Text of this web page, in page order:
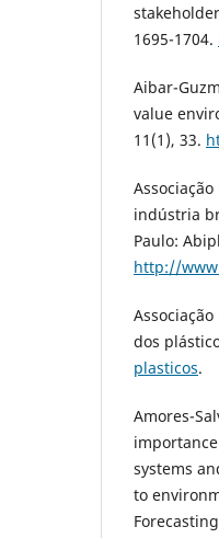
1695-1704.
Aibar-
value
11(1), 33.
indústria
Paulo:
http://
dos
plasticos.
Amores-
systems
to